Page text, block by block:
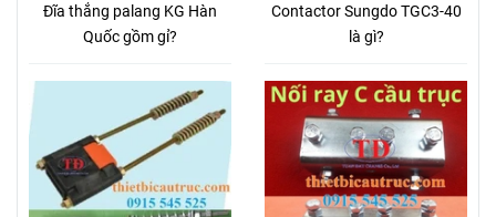
Đĩa thắng palang KG Hàn
Quốc gồm gỉ?
Contactor Sungdo TGC3-40
là gì?